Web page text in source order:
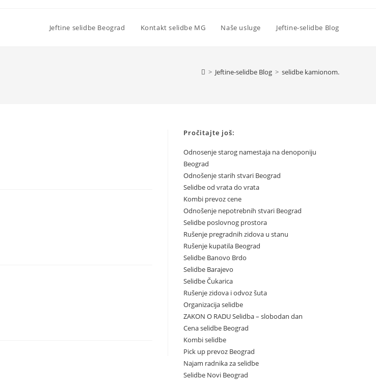
Jeftine selidbe Beograd Kontakt selidbe MG Naše usluge Jeftine-selidbe Blog
> Jeftine-selidbe Blog > selidbe kamionom.
Pročitajte još:
Odnosenje starog namestaja na denoponiju
Beograd
Odnošenje starih stvari Beograd
Selidbe od vrata do vrata
Kombi prevoz cene
Odnošenje nepotrebnih stvari Beograd
Selidbe poslovnog prostora
Rušenje pregradnih zidova u stanu
Rušenje kupatila Beograd
Selidbe Banovo Brdo
Selidbe Barajevo
Selidbe Čukarica
Rušenje zidova i odvoz šuta
Organizacija selidbe
ZAKON O RADU Selidba – slobodan dan
Cena selidbe Beograd
Kombi selidbe
Pick up prevoz Beograd
Najam radnika za selidbe
Selidbe Novi Beograd